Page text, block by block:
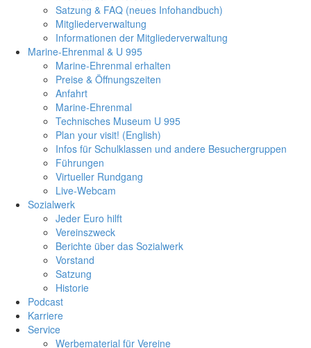
Satzung & FAQ (neues Infohandbuch)
Mitgliederverwaltung
Informationen der Mitgliederverwaltung
Marine-Ehrenmal & U 995
Marine-Ehrenmal erhalten
Preise & Öffnungszeiten
Anfahrt
Marine-Ehrenmal
Technisches Museum U 995
Plan your visit! (English)
Infos für Schulklassen und andere Besuchergruppen
Führungen
Virtueller Rundgang
Live-Webcam
Sozialwerk
Jeder Euro hilft
Vereinszweck
Berichte über das Sozialwerk
Vorstand
Satzung
Historie
Podcast
Karriere
Service
Werbematerial für Vereine